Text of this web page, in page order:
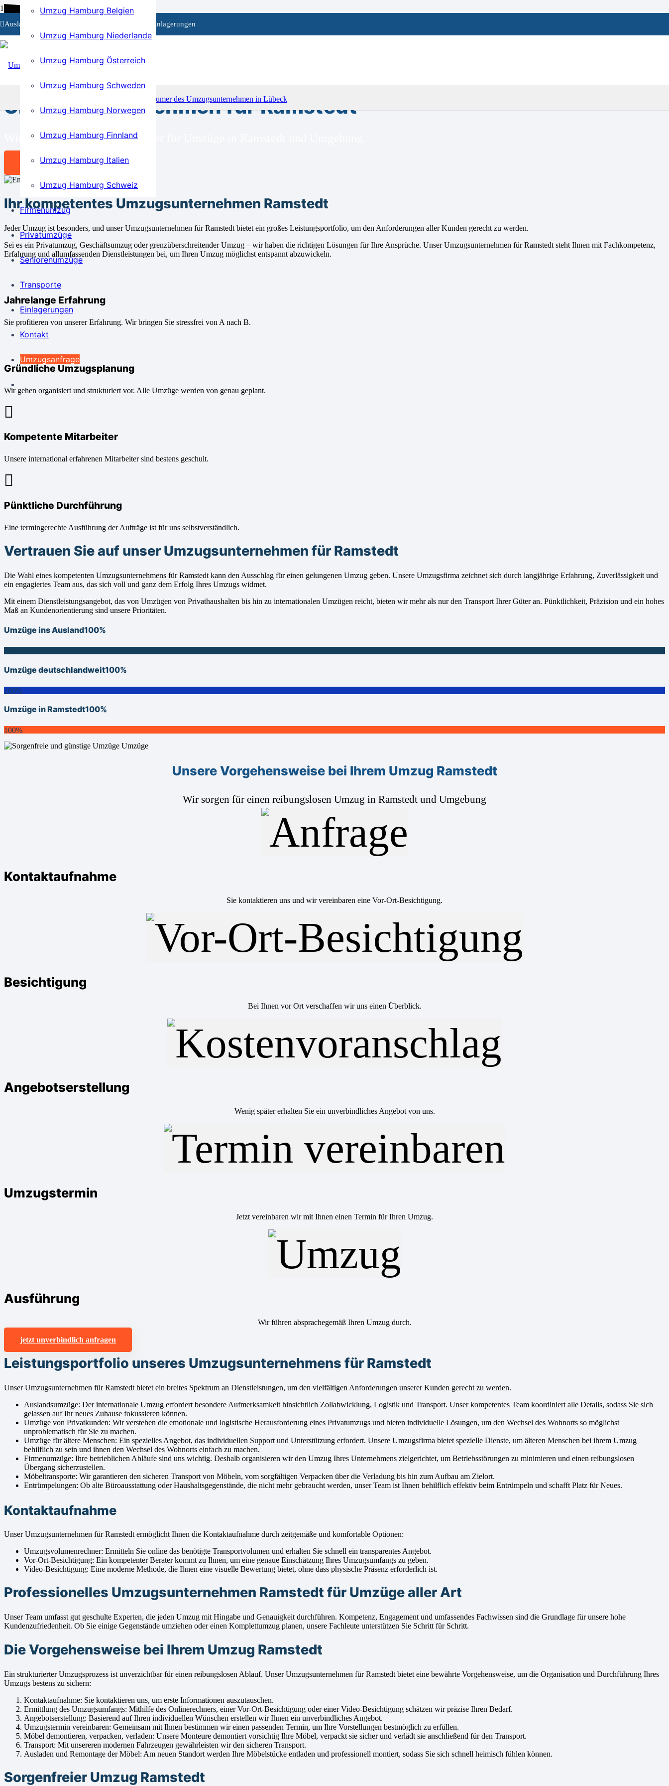
Auslandsumzüge Einlagerungen
Umzug Hamburg Belgien
Umzug Hamburg Niederlande
Umzug Hamburg Österreich
Umzug Hamburg Schweden
Umzug Hamburg Norwegen
Umzug Hamburg Finnland
Umzug Hamburg Italien
Umzug Hamburg Schweiz
Firmenumzug
Privatumzüge
Seniorenumzüge
Transporte
Einlagerungen
Kontakt
Umzugsanfrage
BEI UNS SIND SIE RICHTIG!
Umzugsunternehmen für Ramstedt
Wir sind Ihr kompetenter Partner für Umzüge in Ramstedt und Umgebung.
Angebot anfordern
Ihr kompetentes Umzugsunternehmen Ramstedt
Jeder Umzug ist besonders, und unser Umzugsunternehmen für Ramstedt bietet ein großes Leistungsportfolio, um den Anforderungen aller Kunden gerecht zu werden.
Sei es ein Privatumzug, Geschäftsumzug oder grenzüberschreitender Umzug – wir haben die richtigen Lösungen für Ihre Ansprüche. Unser Umzugsunternehmen für Ramstedt steht Ihnen mit Fachkompetenz,
Erfahrung und allumfassenden Dienstleistungen bei, um Ihren Umzug möglichst entspannt abzuwickeln.
Jahrelange Erfahrung
Sie profitieren von unserer Erfahrung. Wir bringen Sie stressfrei von A nach B.
Gründliche Umzugsplanung
Wir gehen organisiert und strukturiert vor. Alle Umzüge werden von genau geplant.
Kompetente Mitarbeiter
Unsere international erfahrenen Mitarbeiter sind bestens geschult.
Pünktliche Durchführung
Eine termingerechte Ausführung der Aufträge ist für uns selbstverständlich.
Vertrauen Sie auf unser Umzugsunternehmen für Ramstedt
Die Wahl eines kompetenten Umzugsunternehmens für Ramstedt kann den Ausschlag für einen gelungenen Umzug geben. Unsere Umzugsfirma zeichnet sich durch langjährige Erfahrung, Zuverlässigkeit und
ein engagiertes Team aus, das sich voll und ganz dem Erfolg Ihres Umzugs widmet.
Mit einem Dienstleistungsangebot, das von Umzügen von Privathaushalten bis hin zu internationalen Umzügen reicht, bieten wir mehr als nur den Transport Ihrer Güter an. Pünktlichkeit, Präzision und ein hohes
Maß an Kundenorientierung sind unsere Prioritäten.
Umzüge ins Ausland100%
Umzüge deutschlandweit100%
100%
Umzüge in Ramstedt100%
100%
Unsere Vorgehensweise bei Ihrem Umzug Ramstedt
Wir sorgen für einen reibungslosen Umzug in Ramstedt und Umgebung
Kontaktaufnahme
Sie kontaktieren uns und wir vereinbaren eine Vor-Ort-Besichtigung.
Besichtigung
Bei Ihnen vor Ort verschaffen wir uns einen Überblick.
Angebotserstellung
Wenig später erhalten Sie ein unverbindliches Angebot von uns.
Umzugstermin
Jetzt vereinbaren wir mit Ihnen einen Termin für Ihren Umzug.
Ausführung
Wir führen absprachegemäß Ihren Umzug durch.
jetzt unverbindlich anfragen
Leistungsportfolio unseres Umzugsunternehmens für Ramstedt
Unser Umzugsunternehmen für Ramstedt bietet ein breites Spektrum an Dienstleistungen, um den vielfältigen Anforderungen unserer Kunden gerecht zu werden.
Auslandsumzüge: Der internationale Umzug erfordert besondere Aufmerksamkeit hinsichtlich Zollabwicklung, Logistik und Transport. Unser kompetentes Team koordiniert alle Details, sodass Sie sich
gelassen auf Ihr neues Zuhause fokussieren können.
Umzüge von Privatkunden: Wir verstehen die emotionale und logistische Herausforderung eines Privatumzugs und bieten individuelle Lösungen, um den Wechsel des Wohnorts so möglichst
unproblematisch für Sie zu machen.
Umzüge für ältere Menschen: Ein spezielles Angebot, das individuellen Support und Unterstützung erfordert. Unsere Umzugsfirma bietet spezielle Dienste, um älteren Menschen bei ihrem Umzug
behilflich zu sein und ihnen den Wechsel des Wohnorts einfach zu machen.
Firmenumzüge: Ihre betrieblichen Abläufe sind uns wichtig. Deshalb organisieren wir den Umzug Ihres Unternehmens zielgerichtet, um Betriebsstörungen zu minimieren und einen reibungslosen
Übergang sicherzustellen.
Möbeltransporte: Wir garantieren den sicheren Transport von Möbeln, vom sorgfältigen Verpacken über die Verladung bis hin zum Aufbau am Zielort.
Entrümpelungen: Ob alte Büroausstattung oder Haushaltsgegenstände, die nicht mehr gebraucht werden, unser Team ist Ihnen behilflich effektiv beim Entrümpeln und schafft Platz für Neues.
Kontaktaufnahme
Unser Umzugsunternehmen für Ramstedt ermöglicht Ihnen die Kontaktaufnahme durch zeitgemäße und komfortable Optionen:
Umzugsvolumenrechner: Ermitteln Sie online das benötigte Transportvolumen und erhalten Sie schnell ein transparentes Angebot.
Vor-Ort-Besichtigung: Ein kompetenter Berater kommt zu Ihnen, um eine genaue Einschätzung Ihres Umzugsumfangs zu geben.
Video-Besichtigung: Eine moderne Methode, die Ihnen eine visuelle Bewertung bietet, ohne dass physische Präsenz erforderlich ist.
Professionelles Umzugsunternehmen Ramstedt für Umzüge aller Art
Unser Team umfasst gut geschulte Experten, die jeden Umzug mit Hingabe und Genauigkeit durchführen. Kompetenz, Engagement und umfassendes Fachwissen sind die Grundlage für unsere hohe
Kundenzufriedenheit. Ob Sie einige Gegenstände umziehen oder einen Komplettumzug planen, unsere Fachleute unterstützen Sie Schritt für Schritt.
Die Vorgehensweise bei Ihrem Umzug Ramstedt
Ein strukturierter Umzugsprozess ist unverzichtbar für einen reibungslosen Ablauf. Unser Umzugsunternehmen für Ramstedt bietet eine bewährte Vorgehensweise, um die Organisation und Durchführung Ihres
Umzugs bestens zu sichern:
Kontaktaufnahme: Sie kontaktieren uns, um erste Informationen auszutauschen.
Ermittlung des Umzugsumfangs: Mithilfe des Onlinerechners, einer Vor-Ort-Besichtigung oder einer Video-Besichtigung schätzen wir präzise Ihren Bedarf.
Angebotserstellung: Basierend auf Ihren individuellen Wünschen erstellen wir Ihnen ein unverbindliches Angebot.
Umzugstermin vereinbaren: Gemeinsam mit Ihnen bestimmen wir einen passenden Termin, um Ihre Vorstellungen bestmöglich zu erfüllen.
Möbel demontieren, verpacken, verladen: Unsere Monteure demontiert vorsichtig Ihre Möbel, verpackt sie sicher und verlädt sie anschließend für den Transport.
Transport: Mit unsereren modernen Fahrzeugen gewährleisten wir den sicheren Transport.
Ausladen und Remontage der Möbel: Am neuen Standort werden Ihre Möbelstücke entladen und professionell montiert, sodass Sie sich schnell heimisch fühlen können.
Sorgenfreier Umzug Ramstedt